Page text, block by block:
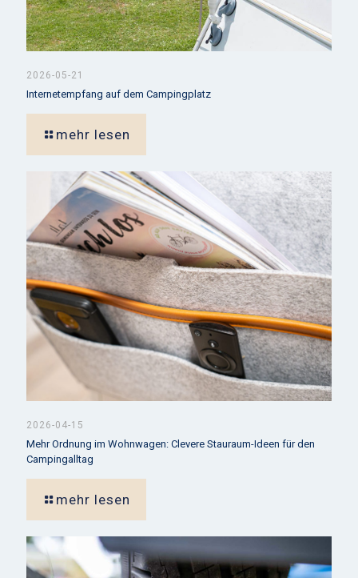
2026-05-21
Internetempfang auf dem Campingplatz
mehr lesen
2026-04-15
Mehr Ordnung im Wohnwagen: Clevere Stauraum-Ideen für den
Campingalltag
mehr lesen